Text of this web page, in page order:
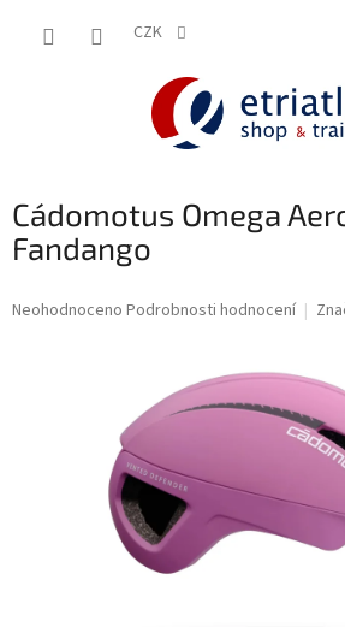
CZK
Cádomotus Omega
Fandango
Průměrné
Neohodnoceno Podrobnosti hodnocení
shop.etriatlon.cz - Chat